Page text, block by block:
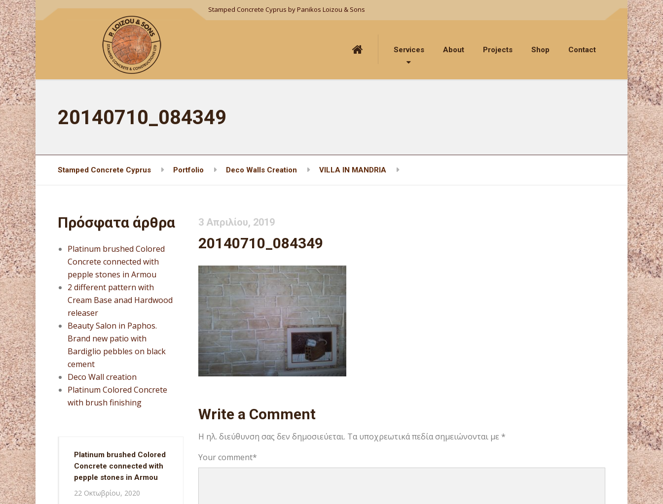
Stamped Concrete Cyprus by Panikos Loizou & Sons
Services About Projects Shop Contact
20140710_084349
Stamped Concrete Cyprus Portfolio Deco Walls Creation VILLA IN MANDRIA
3 Απριλίου, 2019
20140710_084349
Write a Comment
Η ηλ. διεύθυνση σας δεν δημοσιεύεται. Τα υποχρεωτικά πεδία σημειώνονται με *
Your comment*
Πρόσφατα άρθρα
Platinum brushed Colored
Concrete connected with
pepple stones in Armou
2 different pattern with
Cream Base anad Hardwood
releaser
Beauty Salon in Paphos.
Brand new patio with
Bardiglio pebbles on black
cement
Deco Wall creation
Platinum Colored Concrete
with brush finishing
Platinum brushed Colored
Concrete connected with
pepple stones in Armou
22 Οκτωβρίου, 2020